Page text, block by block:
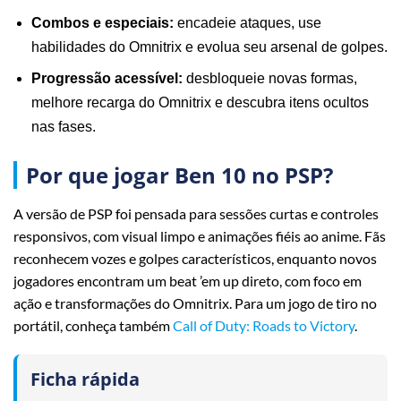
Combos e especiais: encadeie ataques, use
habilidades do Omnitrix e evolua seu arsenal de golpes.
Progressão acessível: desbloqueie novas formas,
melhore recarga do Omnitrix e descubra itens ocultos
nas fases.
Por que jogar Ben 10 no PSP?
A versão de PSP foi pensada para sessões curtas e controles
responsivos, com visual limpo e animações fiéis ao anime. Fãs
reconhecem vozes e golpes característicos, enquanto novos
jogadores encontram um beat ’em up direto, com foco em
ação e transformações do Omnitrix. Para um jogo de tiro no
portátil, conheça tambémCall of Duty: Roads to Victory.
Ficha rápida